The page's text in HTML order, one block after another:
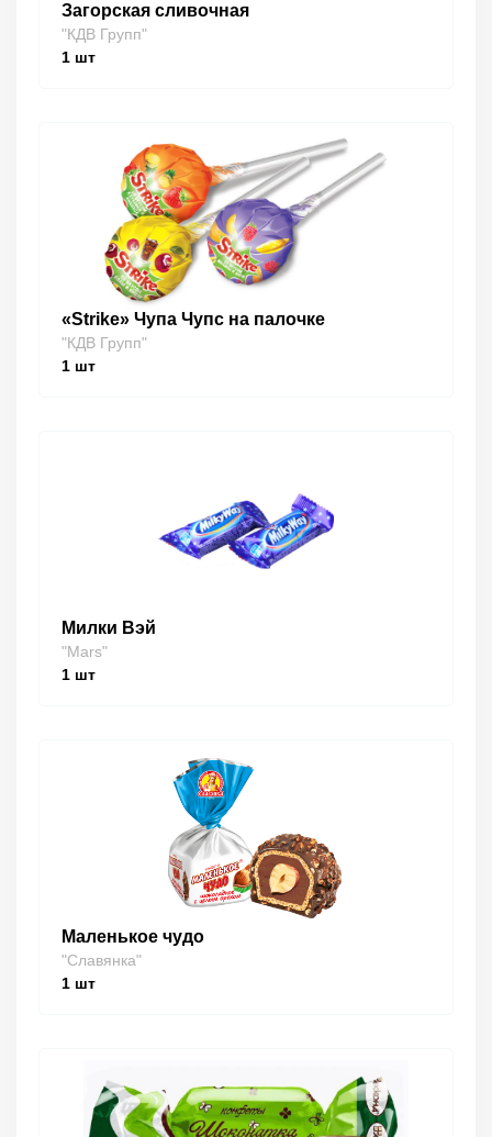
Загорская сливочная
"КДВ Групп"
1 шт
«Strike» Чупа Чупс на палочке
"КДВ Групп"
1 шт
Милки Вэй
"Mars"
1 шт
Маленькое чудо
"Славянка"
1 шт